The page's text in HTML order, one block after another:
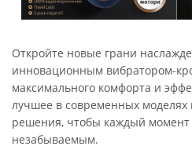
Откройте новые грани
инновационным вибратором-
максимального комфорта и
лучшее в современных моделях
решения, чтобы каждый момент
незабываемым.